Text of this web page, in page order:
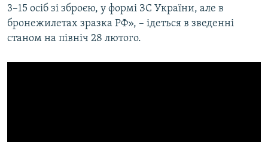
3–15 осіб зі зброєю, у формі ЗС України, але в
бронежилетах зразка РФ», – ідеться в зведенні
станом на північ 28 лютого.